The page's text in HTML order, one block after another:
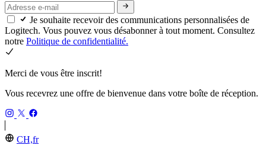
Je souhaite recevoir des communications personnalisées de
Logitech. Vous pouvez vous désabonner à tout moment. Consultez
notre Politique de confidentialité.
Merci de vous être inscrit!
Vous recevrez une offre de bienvenue dans votre boîte de réception.
CH,fr